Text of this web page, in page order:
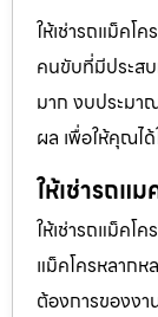
ให้เช่ารถแม็คโ
คนขับที่มีประส
มาก งบประมา
ผล เพื่อให้คุณไ
ให้เช่ารถแ
ให้เช่ารถแม็คโ
แม็คโครหลากห
ต้องการของงา